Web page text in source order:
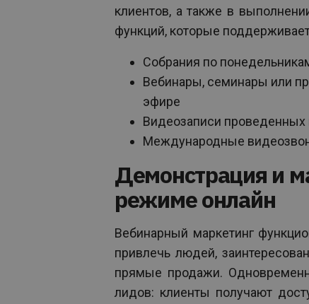
клиентов, а также в
функций, которые
Собрания по
Вебинары, семинары или
эфире
Видеозаписи проведенных
Международные
Демонстрация и
режиме онлайн
Вебинарный маркетинг
привлечь людей,
прямые продажи.
лидов: клиенты получают